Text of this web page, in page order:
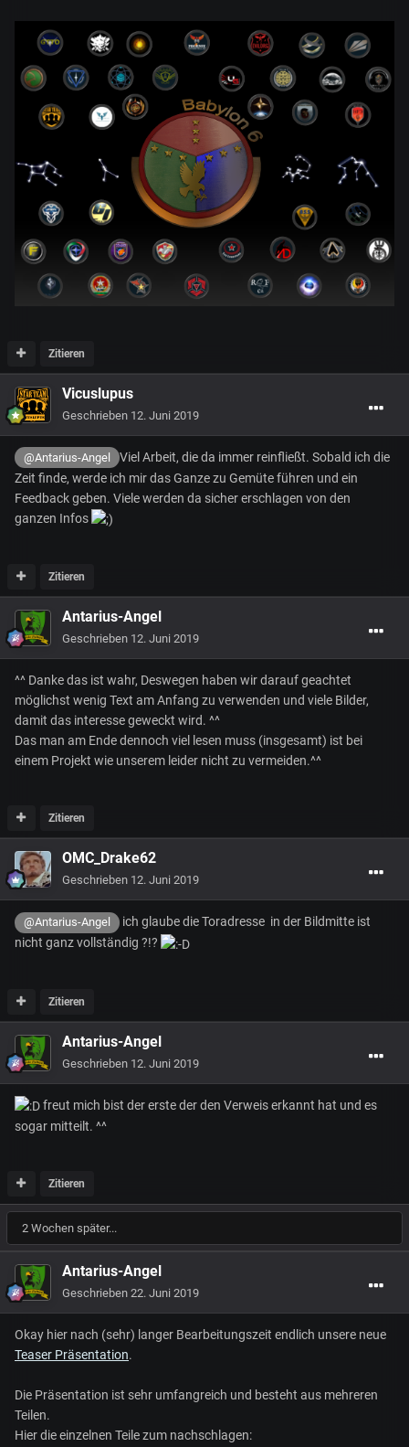
Zitieren
Vicuslupus
Geschrieben 12. Juni 2019
@Antarius-Angel
Viel Arbeit, die da immer reinfließt. Sobald ich die
Zeit finde, werde ich mir das Ganze zu Gemüte führen und ein
Feedback geben. Viele werden da sicher erschlagen von den
ganzen Infos
Zitieren
Antarius-Angel
Geschrieben 12. Juni 2019
^^ Danke das ist wahr, Deswegen haben wir darauf geachtet
möglichst wenig Text am Anfang zu verwenden und viele Bilder,
damit das interesse geweckt wird. ^^
Das man am Ende dennoch viel lesen muss (insgesamt) ist bei
einem Projekt wie unserem leider nicht zu vermeiden.^^
Zitieren
OMC_Drake62
Geschrieben 12. Juni 2019
@Antarius-Angel
ich glaube die Toradresse in der Bildmitte ist
nicht ganz vollständig ?!?
Zitieren
Antarius-Angel
Geschrieben 12. Juni 2019
freut mich bist der erste der den Verweis erkannt hat und es
sogar mitteilt. ^^
Zitieren
2 Wochen später...
Antarius-Angel
Geschrieben 22. Juni 2019
Okay hier nach (sehr) langer Bearbeitungszeit endlich unsere neue
Teaser Präsentation.
Die Präsentation ist sehr umfangreich und besteht aus mehreren
Teilen.
Hier die einzelnen Teile zum nachschlagen: